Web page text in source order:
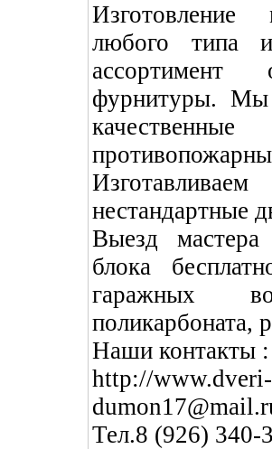
Изготовление
любого типа
фурнитуры. Мы
нестандартные
Выезд мастера
блока
гаражных
поликарбоната,
Наши контакты :
http://
Тел.8 (926) 340-